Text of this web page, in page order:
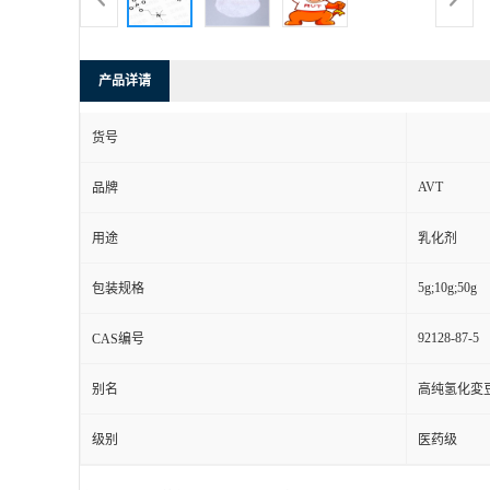
产品详请
货号
品牌 AVT
用途 乳化剂
包装规格 5g;10g;50g
CAS编号 92128-87-5
别名 高纯氢化変
级别 医药级